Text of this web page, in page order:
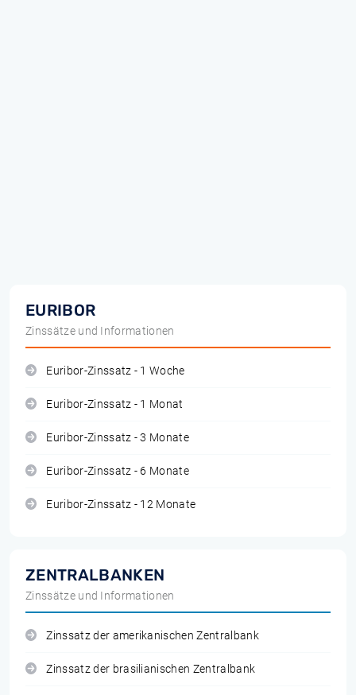
EURIBOR
Zinssätze und Informationen
Euribor-Zinssatz - 1 Woche
Euribor-Zinssatz - 1 Monat
Euribor-Zinssatz - 3 Monate
Euribor-Zinssatz - 6 Monate
Euribor-Zinssatz - 12 Monate
ZENTRALBANKEN
Zinssätze und Informationen
Zinssatz der amerikanischen Zentralbank
Zinssatz der brasilianischen Zentralbank